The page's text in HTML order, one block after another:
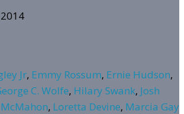
Jr, Emmy Rossum, Ernie Hudson,
C. Wolfe, Hilary Swank, Josh
, Loretta Devine, Marcia Gay